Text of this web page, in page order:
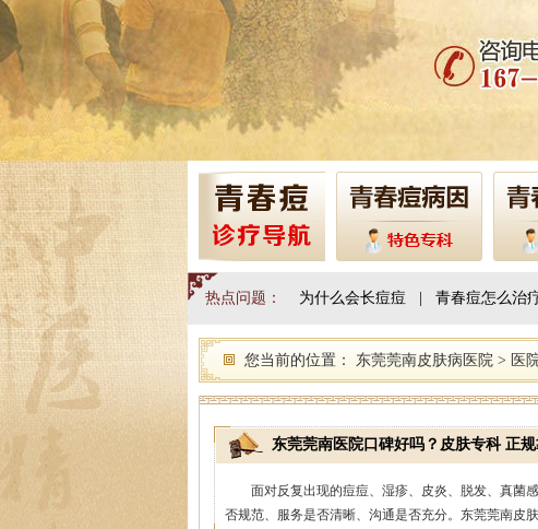
热点问题： 为什么会长痘痘 青春痘怎么治
您当前的位置： 东莞莞南皮肤病医院 > 医
东莞莞南医院口碑好吗？皮肤专科 正规
面对反复出现的痘痘、湿疹、皮炎、脱发、真菌
否规范、服务是否清晰、沟通是否充分。东莞莞南皮